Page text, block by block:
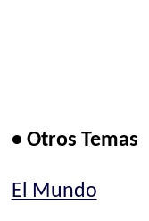
• Otros Temas
El Mundo